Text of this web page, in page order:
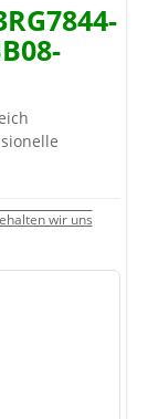
wir uns